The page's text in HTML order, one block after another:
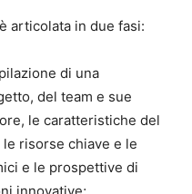
articolata in due fasi:
di una
del team e sue
le caratteristiche del
risorse chiave e le
e le prospettive di